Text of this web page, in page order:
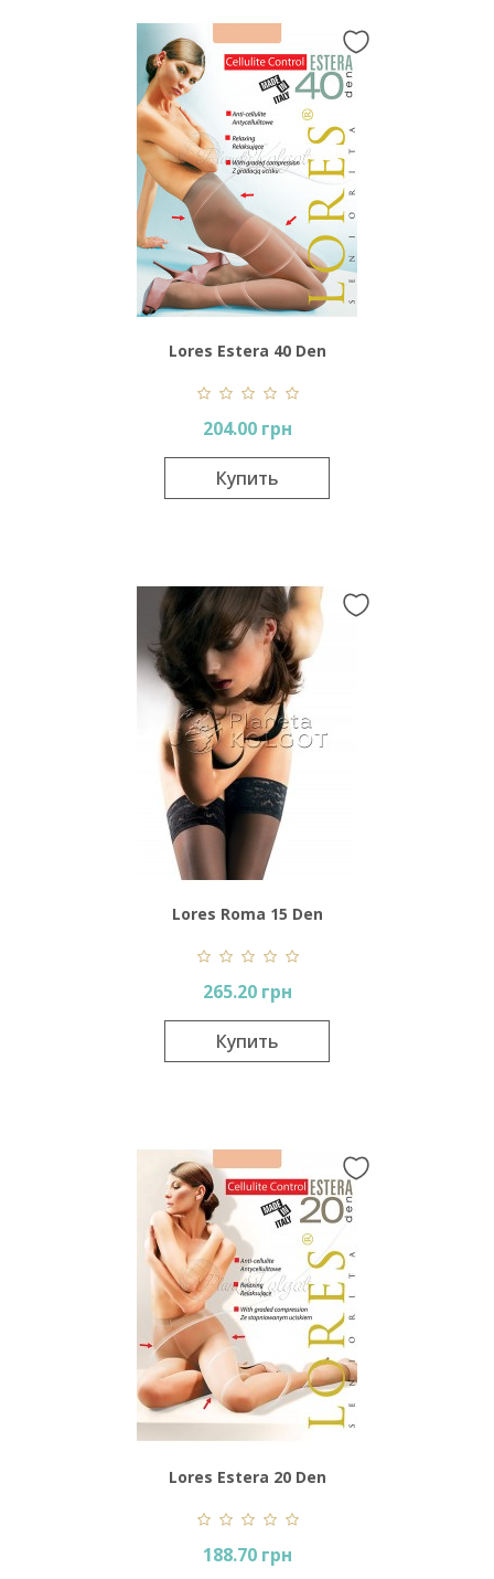
Lores Estera 40 Den
204.00 грн
Купить
Lores Roma 15 Den
Autoreggenti
265.20 грн
Купить
Lores Estera 20 Den
188.70 грн